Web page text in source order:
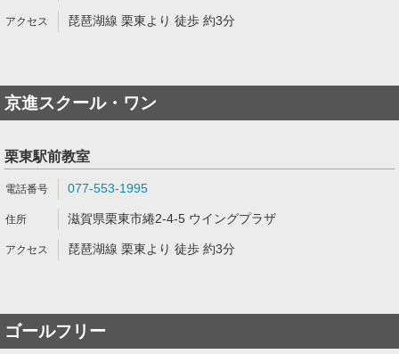
琵琶湖線 栗東より 徒歩 約3分
京進スクール・ワン
栗東駅前教室
077-553-1995
滋賀県栗東市綣2-4-5 ウイングプラザ
琵琶湖線 栗東より 徒歩 約3分
ゴールフリー